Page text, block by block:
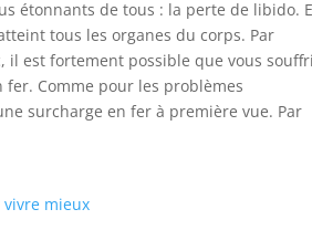
étonnants de tous : la perte de libido.
tous les organes du corps. Par
il est fortement possible que vous
Comme pour les problèmes
surcharge en fer à première vue. Par
mieux